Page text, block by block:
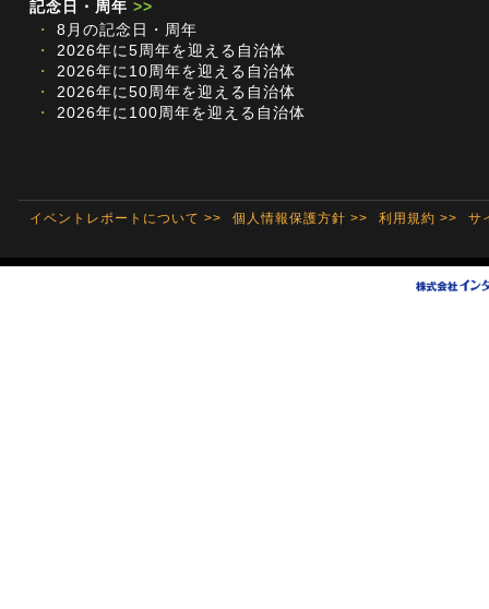
記念日・周年 >>
・
8月の記念日・周年
・
2026年に5周年を迎える自治体
・
2026年に10周年を迎える自治体
・
2026年に50周年を迎える自治体
・
2026年に100周年を迎える自治体
イベントレポートについて >> 個人情報保護方針 >> 利用規約 >> サ